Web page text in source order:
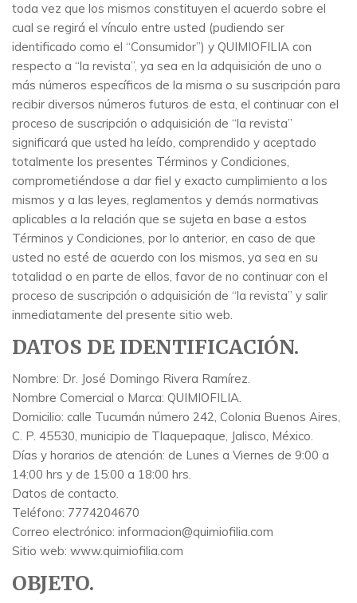
toda vez que los mismos constituyen el acuerdo sobre el
cual se regirá el vínculo entre usted (pudiendo ser
identificado como el “Consumidor”) y QUIMIOFILIA con
respecto a “la revista”, ya sea en la adquisición de uno o
más números específicos de la misma o su suscripción para
recibir diversos números futuros de esta, el continuar con el
proceso de suscripción o adquisición de “la revista”
significará que usted ha leído, comprendido y aceptado
totalmente los presentes Términos y Condiciones,
comprometiéndose a dar fiel y exacto cumplimiento a los
mismos y a las leyes, reglamentos y demás normativas
aplicables a la relación que se sujeta en base a estos
Términos y Condiciones, por lo anterior, en caso de que
usted no esté de acuerdo con los mismos, ya sea en su
totalidad o en parte de ellos, favor de no continuar con el
proceso de suscripción o adquisición de “la revista” y salir
inmediatamente del presente sitio web.
DATOS DE IDENTIFICACIÓN.
Nombre: Dr. José Domingo Rivera Ramírez.
Nombre Comercial o Marca: QUIMIOFILIA.
Domicilio: calle Tucumán número 242, Colonia Buenos Aires,
C. P. 45530, municipio de Tlaquepaque, Jalisco, México.
Días y horarios de atención: de Lunes a Viernes de 9:00 a
14:00 hrs y de 15:00 a 18:00 hrs.
Datos de contacto.
Teléfono: 7774204670
Correo electrónico: informacion@quimiofilia.com
Sitio web: www.quimiofilia.com
OBJETO.